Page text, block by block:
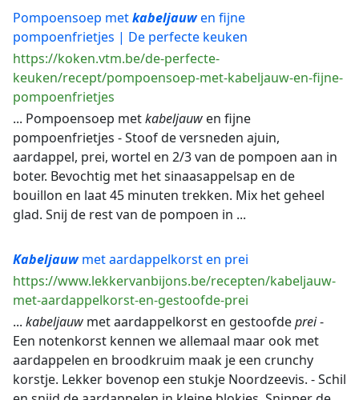
Pompoensoep metkabeljauwen fijne
pompoenfrietjes | De perfecte keuken
https://koken.vtm.be/de-perfecte-
keuken/recept/pompoensoep-met-kabeljauw-en-fijne-
pompoenfrietjes
... Pompoensoep metkabeljauw en fijne
pompoenfrietjes - Stoof de versneden ajuin,
aardappel, prei, wortel en 2/3 van de pompoen aan in
boter. Bevochtig met het sinaasappelsap en de
bouillon en laat 45 minuten trekken. Mix het geheel
glad. Snij de rest van de pompoen in ...
Kabeljauwmet aardappelkorst en prei
https://www.lekkervanbijons.be/recepten/kabeljauw-
met-aardappelkorst-en-gestoofde-prei
... kabeljauw met aardappelkorst en gestoofdeprei-
Een notenkorst kennen we allemaal maar ook met
aardappelen en broodkruim maak je een crunchy
korstje. Lekker bovenop een stukje Noordzeevis. - Schil